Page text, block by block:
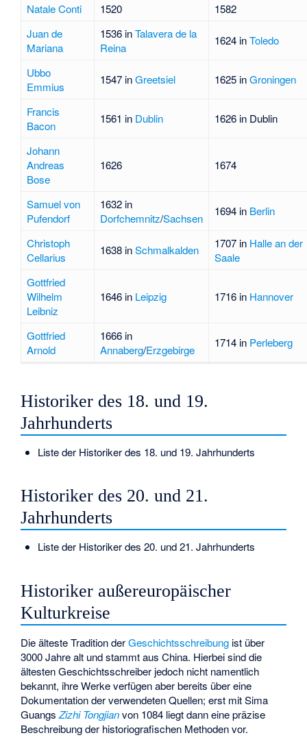
Natale Conti
1520
1582
Juan de
Mariana
1536 inTalavera de la
Reina
1624 inToledo
Ubbo
Emmius
1547 inGreetsiel 1625 inGroningen
Francis
Bacon
1561 in Dublin 1626 in Dublin
Johann
Andreas
Bose
1626 1674
Samuel von
Pufendorf
1632 in
Dorfchemnitz/Sachsen
1694 in Berlin
Christoph
Cellarius
1638 inSchmalkalden 1707 in Halle an der
Saale
Gottfried
Wilhelm
Leibniz
1646 in Leipzig 1716 in Hannover
Gottfried
Arnold
1666 in
Annaberg/Erzgebirge
1714 in Perleberg
Historiker des 18. und 19.
Jahrhunderts
Liste der Historiker des 18. und 19. Jahrhunderts
Historiker des 20. und 21.
Jahrhunderts
Liste der Historiker des 20. und 21. Jahrhunderts
Historiker außereuropäischer
Kulturkreise
Die älteste Tradition derGeschichtsschreibung ist über
3000 Jahre alt und stammt aus China. Hierbei sind die
ältesten Geschichtsschreiber jedoch nicht namentlich
bekannt, ihre Werke verfügen aber bereits über eine
Dokumentation der verwendeten Quellen; erst mit Sima
GuangsZizhi Tongjianvon 1084 liegt dann eine präzise
Beschreibung der historiografischen Methoden vor.